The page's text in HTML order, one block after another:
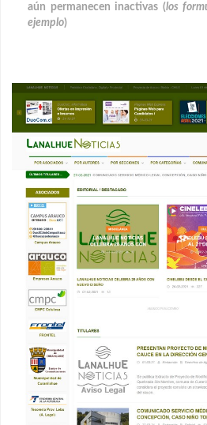
aún permanecen inactivas (los
ejemplo)